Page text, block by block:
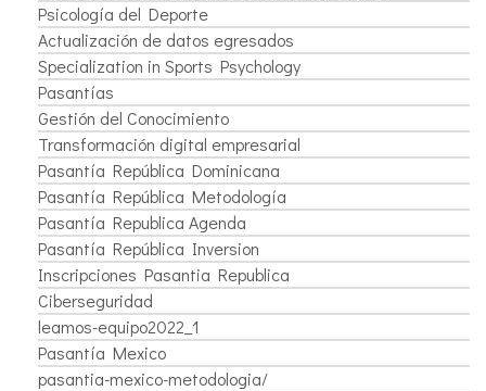
Psicología del Deporte
Actualización de datos egresados
Specialization in Sports Psychology
Pasantías
Gestión del Conocimiento
Transformación digital empresarial
Pasantía República Dominicana
Pasantía República Metodología
Pasantía Republica Agenda
Pasantía República Inversion
Inscripciones Pasantia Republica
Ciberseguridad
leamos-equipo2022_1
Pasantía Mexico
pasantia-mexico-metodologia/